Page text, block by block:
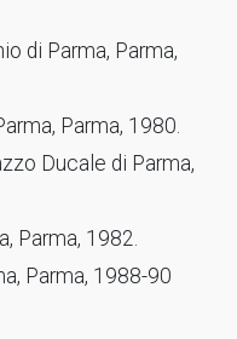
di Parma, Parma,
Parma, 1980.
Ducale di Parma,
Parma, 1982.
Parma, 1988-90